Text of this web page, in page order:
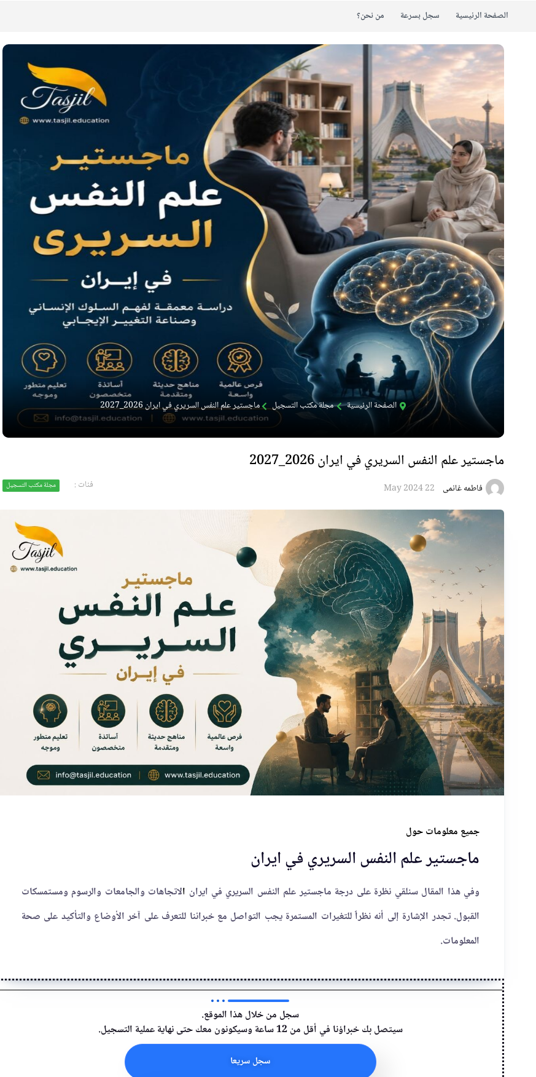
الصفحة الرئيسية سجل بسرعة من نحن؟
الصفحة الرئيسية مجلة مكتب التسجيل ماجستير علم النفس السريري في ايران 2026_2027
ماجستير علم النفس السريري في ايران 2026_2027
فاطمه غانمی 22 May 2024 فئات : مجلة مكتب التسجيل
جميع معلومات حول
ماجستير علم النفس السريري في ايران
وفي هذا المقال سنلقي نظرة على درجة ماجستير علم النفس السريري في ايران الاتجاهات والجامعات والرسوم ومستمسكات
القبول. تجدر الإشارة إلى أنه نظراً للتغيرات المستمرة يجب التواصل مع خبرائنا للتعرف على آخر الأوضاع والتأكيد على صحة
المعلومات.
سجل من خلال هذا الموقع.
سيتصل بك خبراؤنا في أقل من 12 ساعة وسيكونون معك حتى نهاية عملية التسجيل.
سجل سريعا